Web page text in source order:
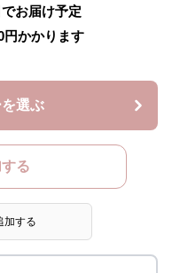
お届け予定
円かかります
選ぶ
る
加する